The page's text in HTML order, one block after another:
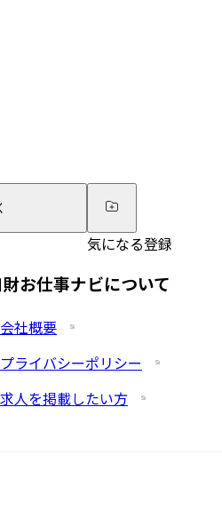
気になる登録
お仕事ナビについて
会社概要
プライバシーポリシー
求人を掲載したい方